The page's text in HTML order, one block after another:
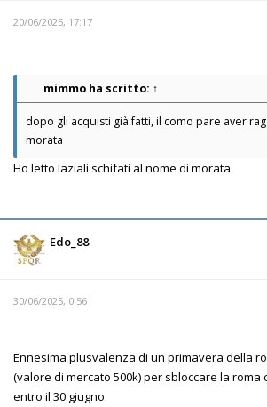
20/06/2025, 17:17
mimmo ha scritto: ↑
dopo gli acquisti già fatti, il como pare aver
morata
Ho letto laziali schifati al nome di morata
Edo_88
30/06/2025, 0:56
Ennesima plusvalenza di un primavera della
(valore di mercato 500k) per sbloccare la
entro il 30 giugno.